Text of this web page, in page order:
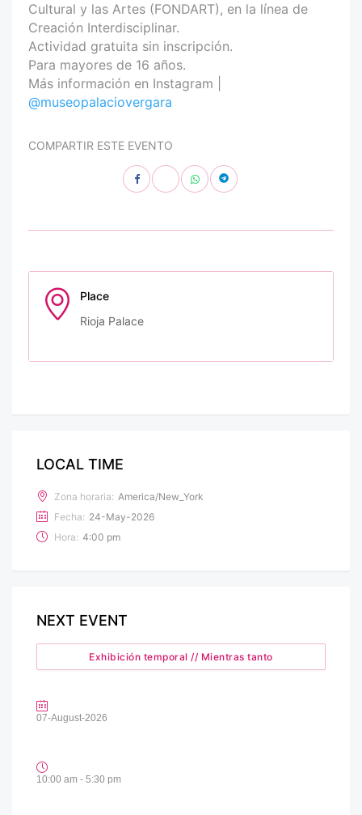
Cultural y las Artes (FONDART), en la línea de
Creación Interdisciplinar.
Actividad gratuita sin inscripción.
Para mayores de 16 años.
Más información en Instagram |
@museopalaciovergara
COMPARTIR ESTE EVENTO
Place
Rioja Palace
LOCAL TIME
Zona horaria: America/New_York
Fecha: 24-May-2026
Hora: 4:00 pm
NEXT EVENT
Exhibición temporal // Mientras tanto
07-August-2026
10:00 am - 5:30 pm